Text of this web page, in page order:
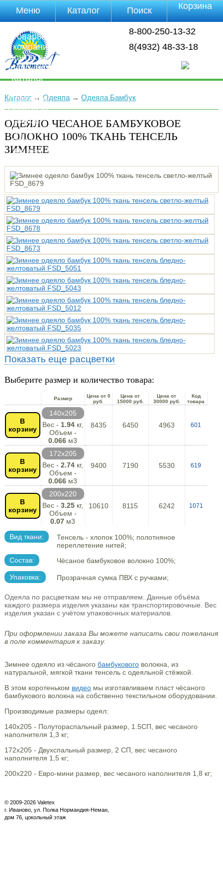
8-800-250-13-32
8(4932) 48-33-18
Каталог→ Одеяла→ Одеяла Бамбук
ОДЕЯЛО ЧЕСАНОЕ БАМБУКОВОЕ
ВОЛОКНО 100% ТКАНЬ ТЕНСЕЛЬ
ЗИМНЕЕ
Показать еще расцветки
Выберите размер и количество товара:
Размер
Цена от 0
руб.
Цена от
15000 руб.
Цена от
30000 руб.
Код
товара
В
корзину
140х205
Вес - 1.94 кг,
Объем -
0.066 м3
8435 6450 4963 601
В
корзину
172х205
Вес -2.74 кг,
Объем -
0.066 м3
9400 7190 5530 619
В
корзину
200х220
Вес -3.25 кг,
Объем -
0.07 м3
10610 8115 6242 1071
Вид ткани:
Тенсель - хлопок 100%; полотняное
переплетение нитей;
Состав:
Чёсаное бамбуковое волокно 100%;
Упаковка: Прозрачная сумка ПВХ с ручками;
Одеяла по расцветкам мы не отправляем. Данные объёма
каждого размера изделия указаны как транспортировочные. Вес
изделия указан с учётом упаковочных материалов.
При оформлении заказа Вы можете написать свои пожелания
в поле комментария к заказу.
Зимнее одеяло из чёсаного бамбуковоговолокна, из
натуральной, мягкой ткани тенсель с одеяльной стёжкой.
В этом коротеньком видеомы изготавливаем пласт чёсаного
бамбукового волокна на собственно текстильном оборудовании.
Производимые размеры одеял:
140х205 - Полутораспальный размер, 1.5СП, вес чесаного
наполнителя 1,3 кг;
172х205 - Двухспальный размер, 2 СП, вес чесаного
наполнителя 1,5 кг;
200х220 - Евро-мини размер, вес чесаного наполнителя 1,8 кг;
© 2009-2026 Valetex
г. Иваново, ул. Полка Нормандия-Неман,
дом 76, цокольный этаж
Меню
товары
О компании
Контакты
Прайс-лист
Каталог
Доставка
Полезная
инфа
Магазины
Отзывы
Видео
Каталог Поиск Корзина